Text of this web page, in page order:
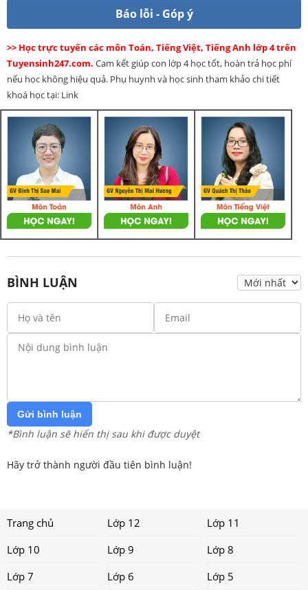
Báo lỗi - Góp ý
>> Học trực tuyến các môn Toán, Tiếng Việt, Tiếng Anh lớp 4 trên
Tuyensinh247.com. Cam kết giúp con lớp 4 học tốt, hoàn trả học phí
nếu học không hiệu quả. Phụ huynh và học sinh tham khảo chi tiết
khoá học tại: Link
BÌNH LUẬN
Gửi bình luận
*Bình luận sẽ hiển thị sau khi được duyệt
Hãy trở thành người đầu tiên bình luận!
Trang chủ Lớp 12
Lớp 11
Lớp 10
Lớp 9
Lớp 8
Lớp 7
Lớp 6 Lớp 5